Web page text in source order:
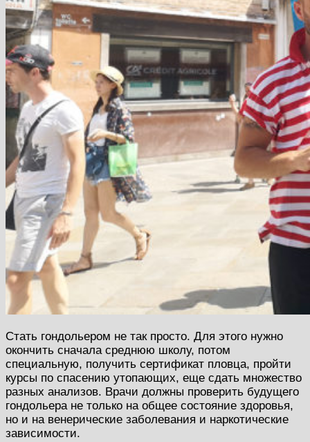
Стать гондольером не так просто. Для этого нужно
окончить сначала среднюю школу, потом
специальную, получить сертификат пловца, пройти
курсы по спасению утопающих, еще сдать множество
разных анализов. Врачи должны проверить будущего
гондольера не только на общее состояние здоровья,
но и на венерические заболевания и наркотические
зависимости.